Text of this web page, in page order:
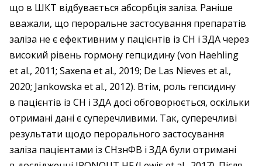
що в ШКТ відбува­ється абсорбція заліза. ­Раніше
вважали, що пероральне ­застосування препаратів
заліза не є ефективним у пацієнтів із СН і ЗДА через
високий ­рівень гормону ­гепцидину (von Haehling
et al., 2011; Saxena et al., 2019; De Las Nieves et al.,
2020; Jankowska et al., 2012). Втім, роль гепсидину
в пацієнтів із СН і ЗДА досі обговорю­ється, оскільки
отримані дані є супереч­ливими. Так, суперечливі
результати щодо пер­орального застосування
заліза пацієнтами із СНзнФВ і ЗДА були отримані